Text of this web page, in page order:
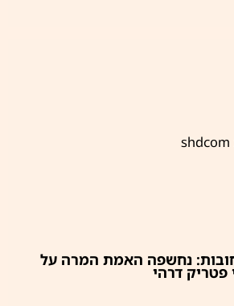
חובות: נחשפה האמת המרה על
פטריק דרהי